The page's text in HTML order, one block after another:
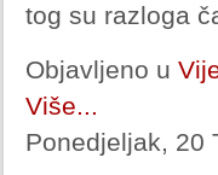
tog su razloga
Objavljeno u
Više...
Ponedjeljak, 20